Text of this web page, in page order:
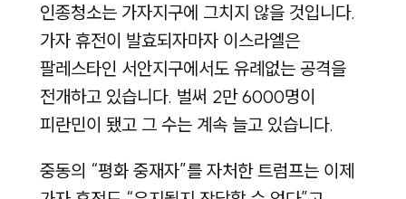
인종청소는 가자지구에 그치지 않을 것입니다.
가자 휴전이 발효되자마자 이스라엘은
팔레스타인 서안지구에서도 유례없는 공격을
전개하고 있습니다. 벌써 2만 6000명이
피란민이 됐고 그 수는 계속 늘고 있습니다.
중동의 “평화 중재자”를 자처한 트럼프는 이제